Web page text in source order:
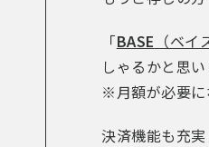
「BASE （ベイ
しゃるかと思い
※月額が必要に
決済機能も充